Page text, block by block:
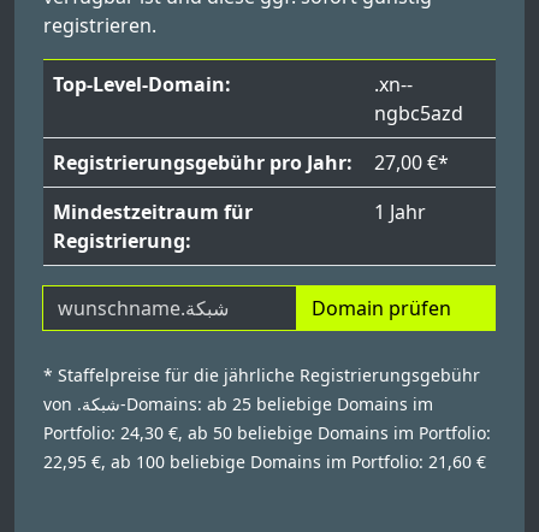
registrieren.
Top-Level-Domain:
.xn--
ngbc5azd
Registrierungsgebühr pro Jahr:
27,00 €*
Mindestzeitraum für
Registrierung:
1 Jahr
Domain prüfen
* Staffelpreise für die jährliche Registrierungsgebühr
von .شبكة-Domains: ab 25 beliebige Domains im
Portfolio: 24,30 €, ab 50 beliebige Domains im Portfolio:
22,95 €, ab 100 beliebige Domains im Portfolio: 21,60 €